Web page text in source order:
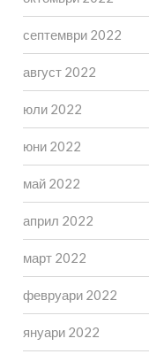
септември 2022
август 2022
юли 2022
юни 2022
май 2022
април 2022
март 2022
февруари 2022
януари 2022